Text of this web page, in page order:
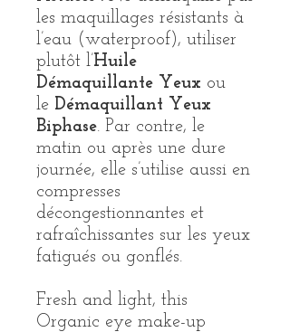
les maquillages résistants à
l’eau (waterproof), utiliser
plutôt l’ Huile
Démaquillante Yeux ou
le Démaquillant Yeux
Biphase. Par contre, le
matin ou après une dure
journée, elle s’utilise aussi en
compresses
décongestionnantes et
rafraîchissantes sur les yeux
fatigués ou gonflés.
Fresh and light, this
Organic eye make-up